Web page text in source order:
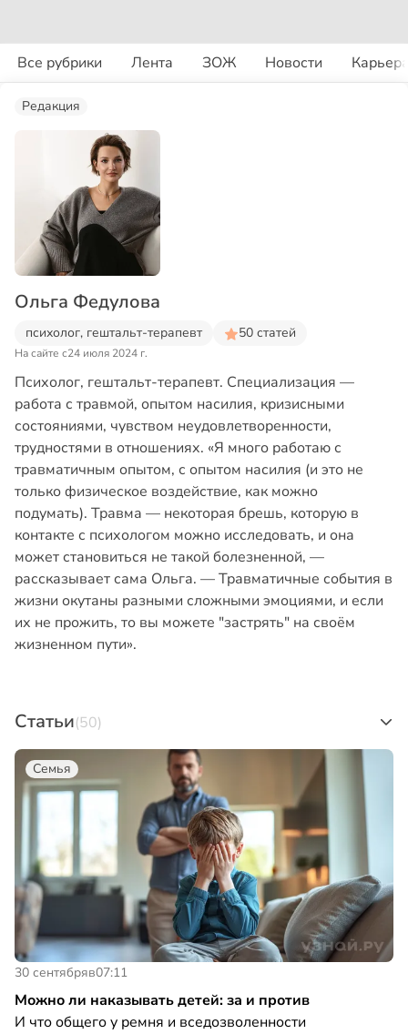
Все рубрики Лента ЗОЖ Новости
Редакция
Ольга Федулова
психолог, гештальт-терапевт 50 статей
На сайте с24 июля 2024 г.
Психолог, гештальт-терапевт. Специализация —
работа с травмой, опытом насилия, кризисными
состояниями, чувством неудовлетворенности,
трудностями в отношениях. «Я много работаю с
травматичным опытом, с опытом насилия (и это не
только физическое воздействие, как можно
подумать). Травма — некоторая брешь, которую в
контакте с психологом можно исследовать, и она
может становиться не такой болезненной, —
рассказывает сама Ольга. — Травматичные события в
жизни окутаны разными сложными эмоциями, и если
их не прожить, то вы можете "застрять" на своём
жизненном пути».
Статьи(50)
Семья
30 сентябряв07:11
Можно ли наказывать детей: за и против
И что общего у ремня и вседозволенности